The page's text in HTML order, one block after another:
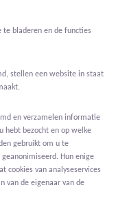
te bladeren en de functies
stellen een website in staat
en verzamelen informatie
hebt bezocht en op welke
gebruikt om u te
Hun enige
cookies van analyseservices
van de eigenaar van de